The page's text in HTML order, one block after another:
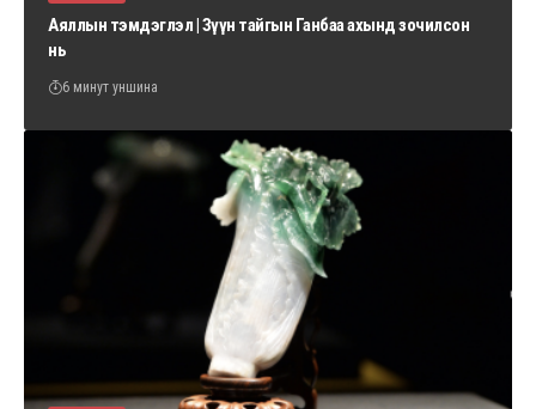
Аяллын тэмдэглэл | Зүүн тайгын Ганбаа ахынд зочилсон
нь
6 минут уншина